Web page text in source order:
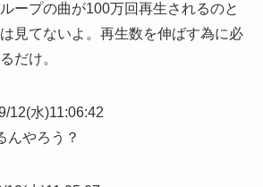
ープの曲が100万回再生されるのと
見てないよ。再生数を伸ばす為に必
だけ。
12(水)11:06:42
んやろう？